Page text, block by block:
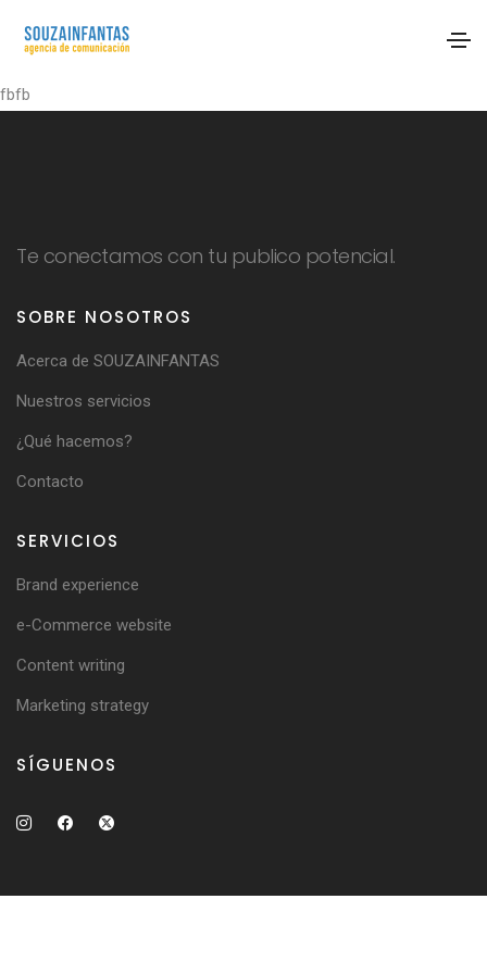
fbfb
Te conectamos con tu publico potencial.
SOBRE NOSOTROS
Acerca de SOUZAINFANTAS
Nuestros servicios
¿Qué hacemos?
Contacto
SERVICIOS
Brand experience
e-Commerce website
Content writing
Marketing strategy
SÍGUENOS